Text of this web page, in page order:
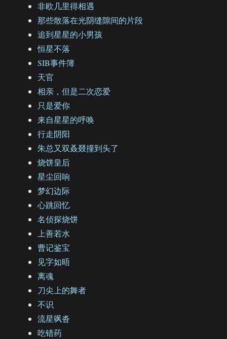
非欧几里得相遇
那些散落在光阴缝隙间的片段
追到星星的小男孩
恒星不落
SIB事件簿
天官
相亲，但是二次恋爱
只是爱你
来自星星的呼唤
行走阴阳
朱总又双叒叕撞到头了
烧饼皇后
星尘回响
梦幻边际
心跳回忆
名侦探烧饼
上善若水
曹记鉴宝
见字如晤
离魂
刀尖上的舞者
不识
流星飒沓
吃错药